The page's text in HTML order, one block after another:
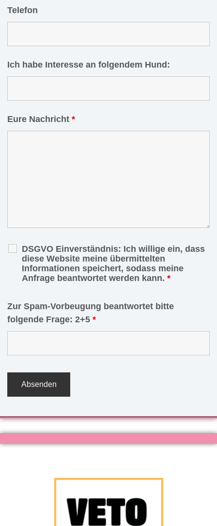
Telefon
Ich habe Interesse an folgendem Hund:
Eure Nachricht *
DSGVO Einverständnis: Ich willige ein, dass
diese Website meine übermittelten
Informationen speichert, sodass meine
Anfrage beantwortet werden kann. *
Zur Spam-Vorbeugung beantwortet bitte
folgende Frage: 2+5 *